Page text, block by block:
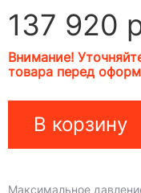
137 920
Внимание!
товара перед
В корзину
Максимальное